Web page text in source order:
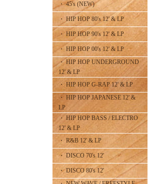
・ 45's (NEW)
・ HIP HOP 80's 12' & LP
・ HIP HOP 90's 12' & LP
・ HIP HOP 00's 12' & LP
・ HIP HOP UNDERGROUND
12' & LP
・ HIP HOP G-RAP 12' & LP
・ HIP HOP JAPANESE 12' &
LP
・ HIP HOP BASS / ELECTRO
12' & LP
・ R&B 12' & LP
・ DISCO 70's 12'
・ DISCO 80's 12'